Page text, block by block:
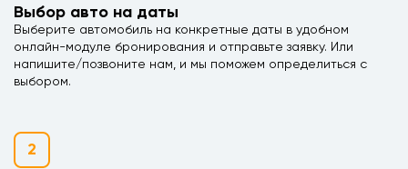
Выбор авто на даты
Выберите автомобиль на конкретные даты в удобном
онлайн-модуле бронирования и отправьте заявку. Или
напишите/позвоните нам, и мы поможем определиться с
выбором.
2